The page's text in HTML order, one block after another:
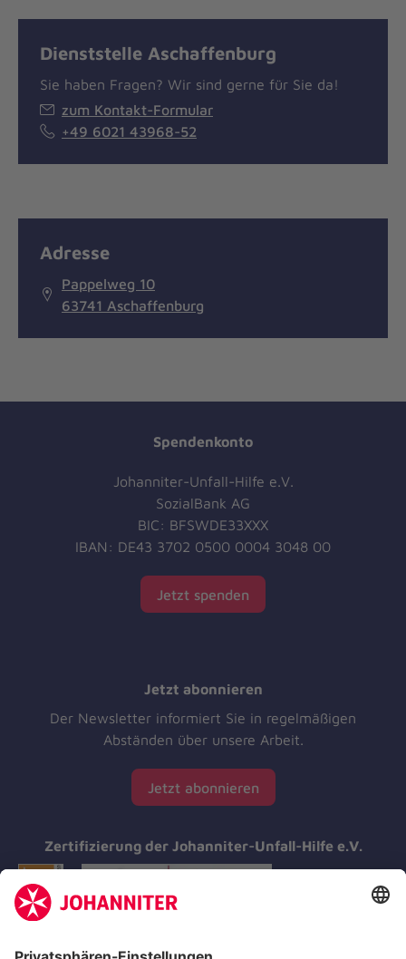
Dienststelle Aschaffenburg
Sie haben Fragen? Wir sind gerne für Sie da!
zum Kontakt-Formular
+49 6021 43968-52
Adresse
Pappelweg 10
63741 Aschaffenburg
Spendenkonto
Johanniter-Unfall-Hilfe e.V.
SozialBank AG
BIC: BFSWDE33XXX
IBAN: DE43 3702 0500 0004 3048 00
Jetzt spenden
Jetzt abonnieren
Der Newsletter informiert Sie in regelmäßigen
Abständen über unsere Arbeit.
Jetzt abonnieren
Zertifizierung der Johanniter-Unfall-Hilfe e.V.